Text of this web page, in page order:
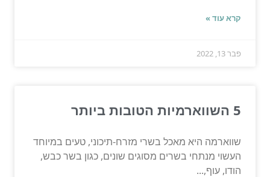
קרא עוד »
פבר 13, 2022
5 השווארמיות הטובות ביותר
שווארמה היא מאכל בשרי מזרח-תיכוני, טעים במיוחד
העשוי מנתחי בשרים מסוגים שונים, כגון בשר כבש,
הודו, עוף,...